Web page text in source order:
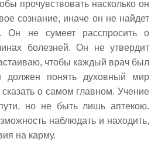
прочувствовать насколько он
сознание, иначе он не найдет
Он не сумеет расспросить о
болезней. Он не утвердит
чтобы каждый врач был
должен понять духовный мир
о самом главном. Учение
но не быть лишь аптекою.
наблюдать и находить,
на карму.